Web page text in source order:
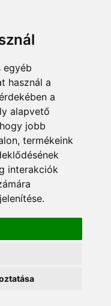
egyéb
használ a
a
alapvető
hogy jobb
, termékeink
interakciók
.